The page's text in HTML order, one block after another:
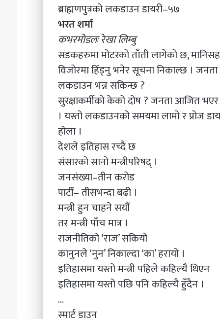
ब्राह्मणपुत्रको लकडाउन डायरी–५७
भरत शर्मा
कभरमोडलः रेखा लिम्बु
सडकहरुमा मोटरको ताँती लागेको छ,
विजोरमा हिँड्नु भनेर सूचना निकाल्छ ।
लकडाउन भन्न सकिन्छ ?
सुरक्षाकर्मीको केको दोष ? जनता आजित
। यस्तो लकडाउनको समयमा लामो र प्रोज
होला ।
देशले इतिहास रच्दै छ
संसारको सानो मन्त्रीपरिषद् ।
जनसंख्या–तीन करोड
पार्टी– तीसभन्दा बढी ।
मन्त्री हुन चाहने सयौं
तर मन्त्री पाँच मात्र ।
राजनीतिको ‘राज’ सकियो
कानुनले ‘नुन’ निकाल्दा ‘का’ हरायो ।
इतिहासमा यस्तो मन्त्री पहिले कहिल्यै थिएन
इतिहासमा यस्तो पछि पनि कहिल्यै हुँदैन ।
…
स्मार्ट डाउन